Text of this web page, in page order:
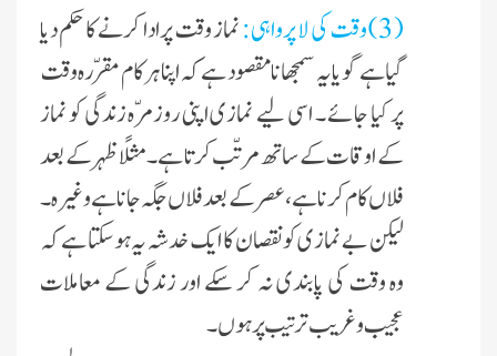
( 3) وقت کی لا پرواہی :
نماز وقت پرادا کرنے کا حکم دیا
گیا ہے گویا یہ سمجھانا مقصود ہے کہ اپنا ہر کام مقرّرہ وقت
پر کیا جائے ۔ اسی لیے نمازی اپنی روزمرّہ زندگی کو نماز
کے اوقات کے ساتھ مرتّب کرتا ہے ۔ مثلًا ظہر کے بعد
فلاں کام کرنا ہے ، عصر کے بعد فلاں جگہ جانا ہے وغیرہ ۔
لیکن بےنمازی کو نقصان کا ایک خدشہ یہ ہوسکتا ہے کہ
وہ وقت کی پابندی نہ کر سکے اور زندگی کے معاملات
عجیب و غریب ترتیب پر ہوں ۔